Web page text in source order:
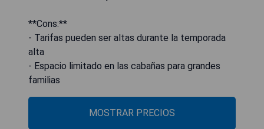
**Cons:**
- Tarifas pueden ser altas durante la temporada
alta
- Espacio limitado en las cabañas para grandes
familias
MOSTRAR PRECIOS